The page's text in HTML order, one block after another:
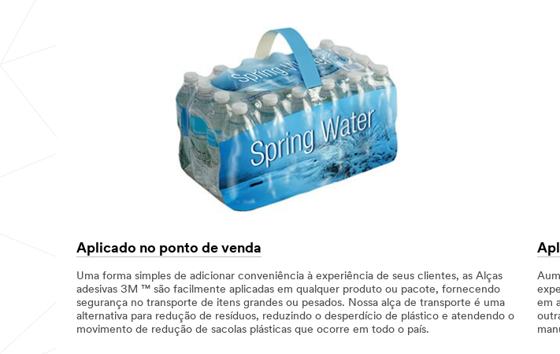
Aplicado no ponto de venda
Uma forma simples de adicionar conveniência à experiência de seus clientes, as Alças
adesivas 3M ™ são facilmente aplicadas em qualquer produto ou pacote, fornecendo
segurança no transporte de itens grandes ou pesados. Nossa alça de transporte é uma
alternativa para redução de resíduos, reduzindo o desperdício de plástico e atendendo o
movimento de redução de sacolas plásticas que ocorre em todo o país.
em